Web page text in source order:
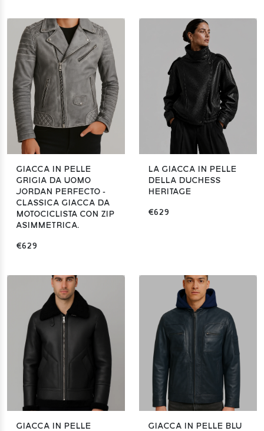
GIACCA IN PELLE
GRIGIA DA UOMO
JORDAN PERFECTO -
CLASSICA GIACCA DA
MOTOCICLISTA CON ZIP
ASIMMETRICA.
€629
LA GIACCA IN PELLE
DELLA DUCHESS
HERITAGE
€629
GIACCA IN PELLE
GIACCA IN PELLE BLU